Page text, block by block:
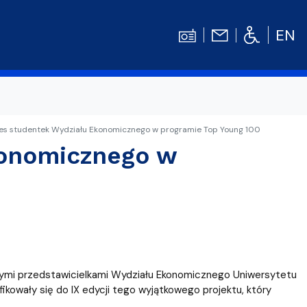
EN
Kontakt
Aktualności
Niezbędnik Studenta
Gala Absolwentów
Centrum Wychowania Fizycznego i
studentek Wydziału Ekonomicznego w programie Top Young 100
w
przedstawicielkami Wydziału Ekonomicznego Uniwersytetu
się do IX edycji tego wyjątkowego projektu, który